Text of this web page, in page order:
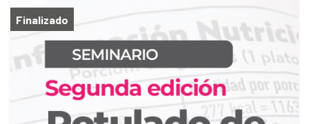
Finalizado